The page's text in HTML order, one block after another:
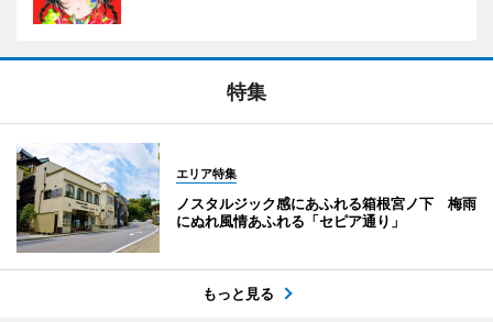
特集
エリア特集
ノスタルジック感にあふれる箱根宮ノ下 梅雨
にぬれ風情あふれる「セピア通り」
もっと見る